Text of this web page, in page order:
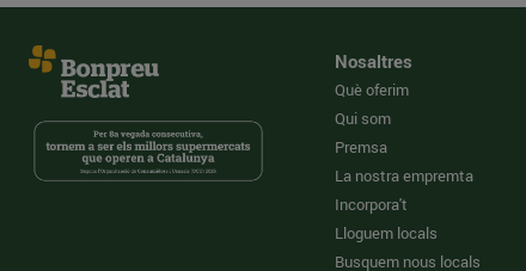
Nosaltres
Què oferim
Qui som
Premsa
La nostra empremta
Incorpora't
Lloguem locals
Busquem nous locals